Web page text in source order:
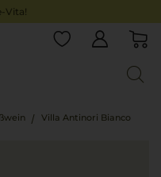
Vita!
Villa Antinori Bianco